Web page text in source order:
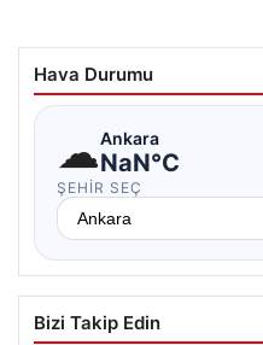
Hava Durumu
☁Ankara
NaN°C
ŞEHIR SEÇ
Bizi Takip Edin